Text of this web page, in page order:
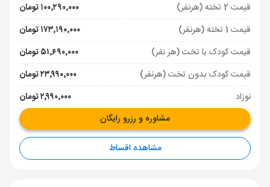
قیمت 2 تخته (هرنفر)
۱۰۰٬۲۹۰٬۰۰۰ تومان
قیمت 1 تخته (هرنفر)
۱۷۳٬۱۹۰٬۰۰۰ تومان
قیمت کودک با تخت (هر نفر)
۵۱٬۶۹۰٬۰۰۰ تومان
قیمت کودک بدون تخت (هرنفر)
۲۳٬۹۹۰٬۰۰۰ تومان
نوزاد
۲٬۹۹۰٬۰۰۰ تومان
مشاوره و رزرو رایگان
مشاهده اقساط